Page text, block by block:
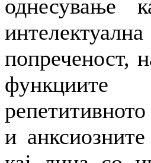
однесување
интелектуална
попреченост,
и